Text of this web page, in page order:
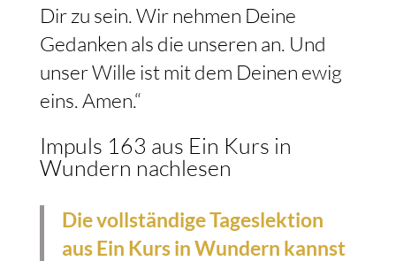
Dir zu sein. Wir nehmen Deine
Gedanken als die unseren an. Und
unser Wille ist mit dem Deinen ewig
eins. Amen.“
Impuls 163 aus Ein Kurs in
Wundern nachlesen
Die vollständige Tageslektion
aus Ein Kurs in Wundern kannst